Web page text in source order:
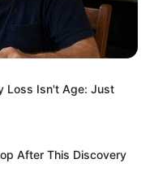
Loss Isn't Age: Just
After This Discovery